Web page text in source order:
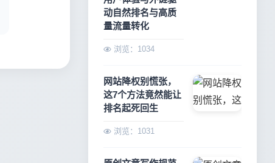
动自然排名与高质
量流量转化
浏览：1034
网站降权别慌张，
这7个方法竟然能让
排名起死回生
浏览：1031